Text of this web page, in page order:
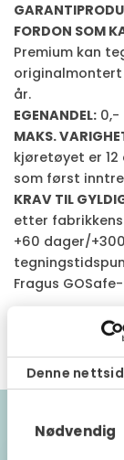
Denne
Nødvendig
FORDON SOM
Premium kan
originalmontert
år.
EGENANDEL: 0,-
MAKS.
kjøretøyet er
som først
KRAV TIL
etter
+60 dager/
Fragus